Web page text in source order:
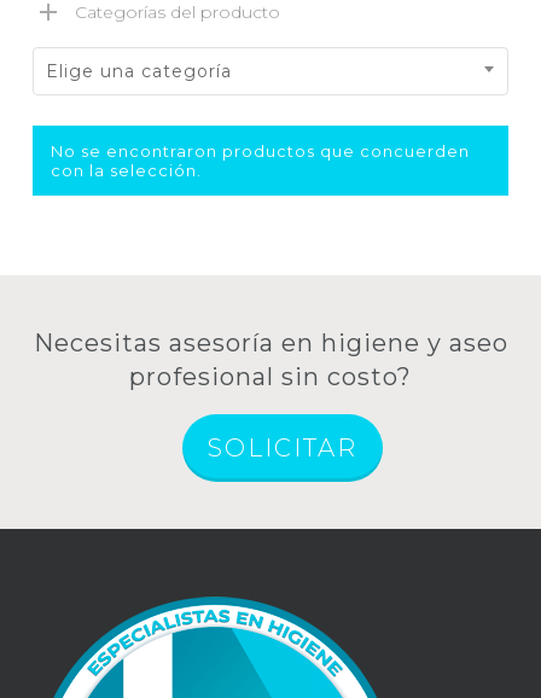
Categorías del producto
Elige una categoría
No se encontraron productos que concuerden
con la selección.
Necesitas asesoría en higiene y aseo
profesional sin costo?
SOLICITAR